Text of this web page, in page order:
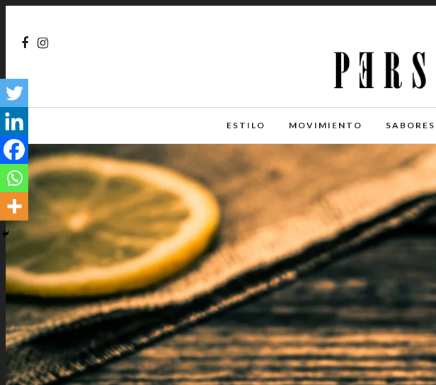
ESTILO MOVIMIENTO SABORES